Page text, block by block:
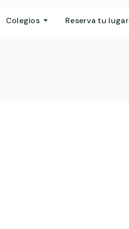
Colegios Reserva tu lugar